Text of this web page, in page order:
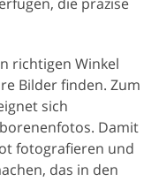
richtigen Winkel
Bilder finden. Zum
sich
Damit
fotografieren und
das in den